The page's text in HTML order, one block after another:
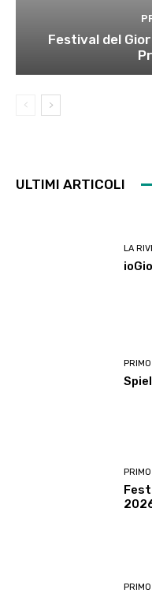
Festival del
ULTIMI ARTICOLI
LA